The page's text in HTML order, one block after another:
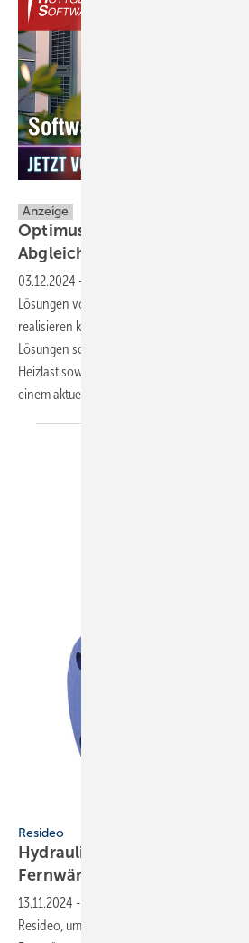
Anzeige
Optimus – Die Software für
Abgleich
03.12.2024 -
Lösungen von Hottgenroth die Optimierung
realisieren können. Berechnen Sie mit Hilfe
Lösungen schnell und einfach den
Heizlast sowie die Heizflächenauslegung.
einem aktuellen Rabatt profitieren! Mehr
Resideo
Hydraulische Einregulierung
Fernwärme
13.11.2024 -
Resideo, um Heizungsanlagen bei der